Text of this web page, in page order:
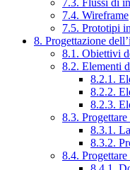
7.3. Flussi di
7.4. Wireframe
7.5. Prototipi
8. Progettazione
8.1. Obiettivi
8.2. Elementi
8.2.1.
8.2.2.
8.2.3.
8.3.
8.3.1.
8.3.2.
8.4.